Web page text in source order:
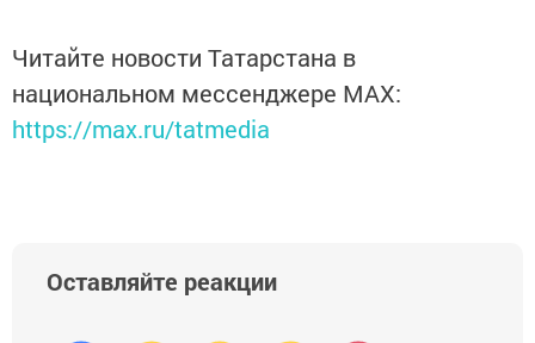
Читайте новости Татарстана в
национальном мессенджере MАХ:
https://max.ru/tatmedia
Оставляйте реакции